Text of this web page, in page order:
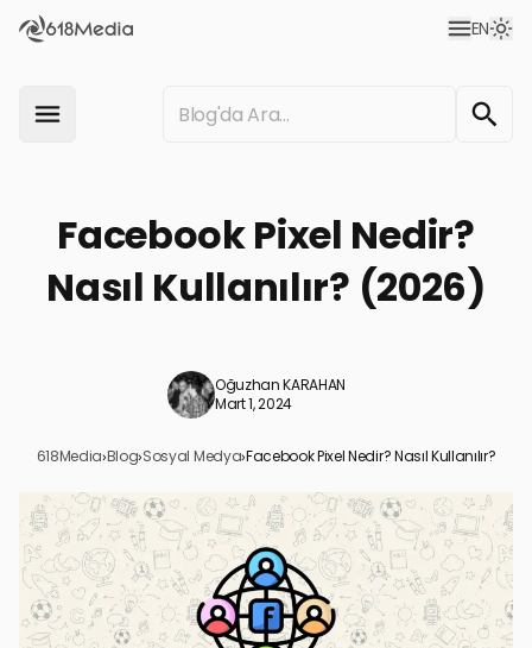
EN
Facebook Pixel Nedir?
Nasıl Kullanılır? (2026)
Oğuzhan KARAHAN
Mart 1, 2024
618Media›Blog›Sosyal Medya›Facebook Pixel Nedir? Nasıl Kullanılır?
Facebook Pixel Nedir?
Neden Facebook Pixel Kullanmaya Başlamalısın?
Facebook Pixel’e İhtiyacın Olan 9 Neden?
Facebook Pixel Nasıl Kullanılır?